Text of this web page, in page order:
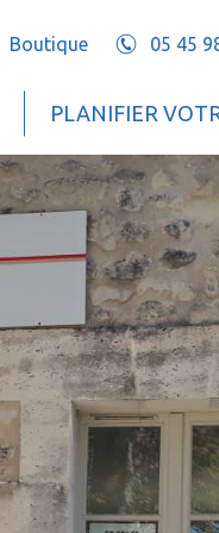
PLANIFIER
Boutique 05 45